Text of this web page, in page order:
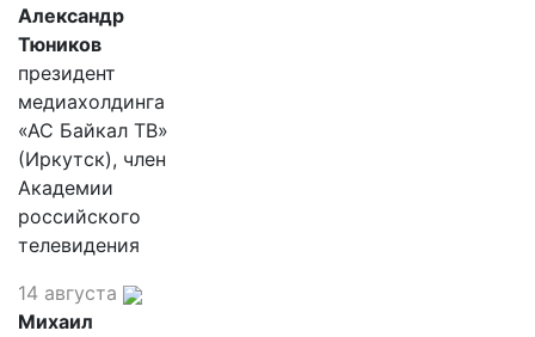
Александр
Тюников
президент
медиахолдинга
«АС Байкал ТВ»
(Иркутск), член
Академии
российского
телевидения
14 августа
Михаил